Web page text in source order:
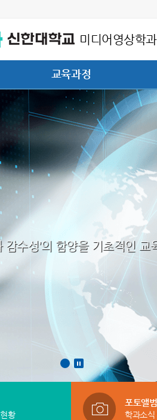
미디어영상학과
교육과정
감수성’의 함양을 기초적인
황
포토앨범
학과소식